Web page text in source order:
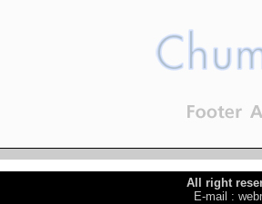
All right
E-mail :